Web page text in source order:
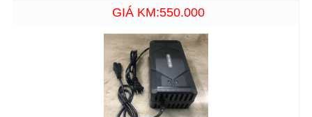
GIÁ KM:550.000